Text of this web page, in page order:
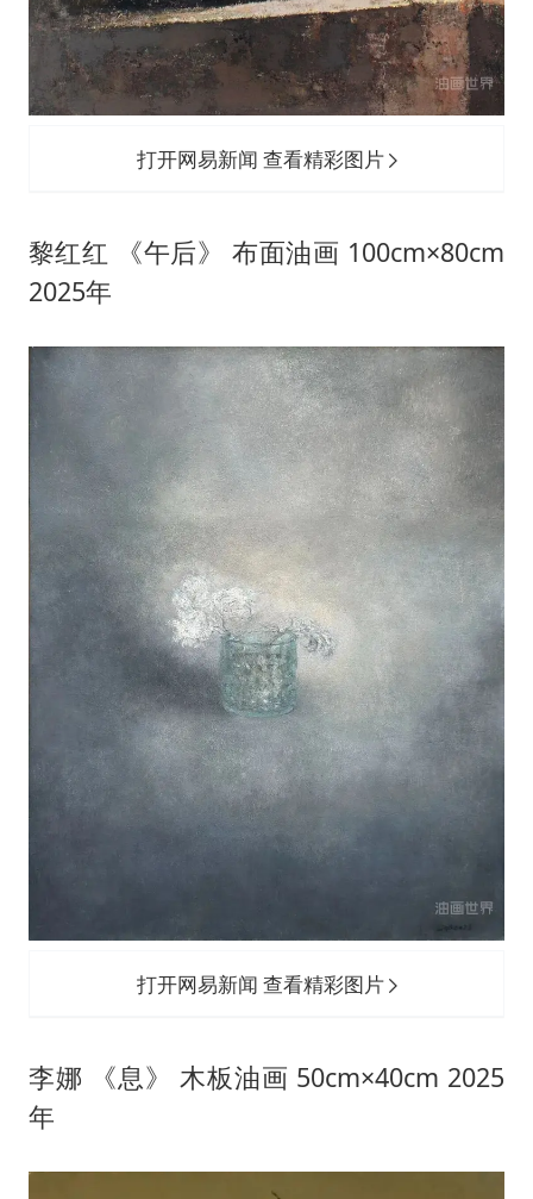
打开网易新闻 查看精彩图片
黎红红 《午后》 布面油画 100cm×80cm
2025年
打开网易新闻 查看精彩图片
李娜 《息》 木板油画 50cm×40cm 2025
年